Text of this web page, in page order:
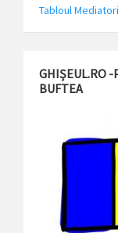
Tabloul
GHIȘEUL.RO -
BUFTEA